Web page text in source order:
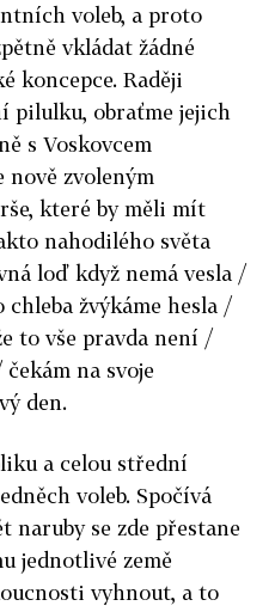
voleb, a proto
vkládat žádné
koncepce. Raději
pilulku, obraťme jejich
s Voskovcem
nově zvoleným
které by měli mít
nahodilého světa
loď když nemá vesla /
žvýkáme hesla /
to vše pravda není /
na svoje
den.
a celou střední
voleb. Spočívá
naruby se zde přestane
jednotlivé země
vyhnout, a to